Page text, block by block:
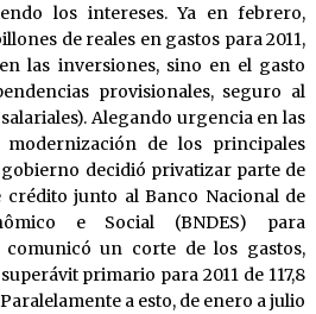
los intereses. Ya en febrero,
de reales en gastos para 2011,
las inversiones, sino en el gasto
provisionales, seguro al
Alegando urgencia en las
de los principales
decidió privatizar parte de
crédito junto al Banco Nacional de
e Social (BNDES) para
comunicó un corte de los gastos,
primario para 2011 de 117,8
a esto, de enero a julio